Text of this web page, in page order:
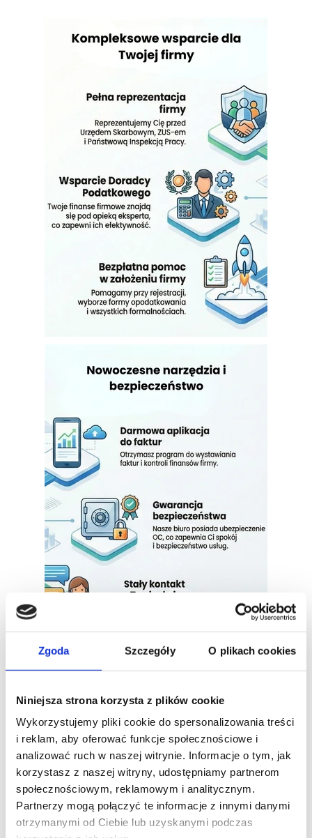
Zgoda Szczegóły O plikach cookies
Niniejsza strona korzysta z plików cookie
Wykorzystujemy pliki cookie do spersonalizowania treści
i reklam, aby oferować funkcje społecznościowe i
analizować ruch w naszej witrynie. Informacje o tym, jak
korzystasz z naszej witryny, udostępniamy partnerom
społecznościowym, reklamowym i analitycznym.
Partnerzy mogą połączyć te informacje z innymi danymi
otrzymanymi od Ciebie lub uzyskanymi podczas
Dlaczego przedsiębiorcy z
Jeżyc wybierają FakturTax?
Choć nasze biuro znajduje się
fizycznie na (ul. Klaudyny
Potockiej), jesteśmy
pierwszym wyborem dla wielu
firm zarejestrowanych na
Jeżycach. Dlaczego?